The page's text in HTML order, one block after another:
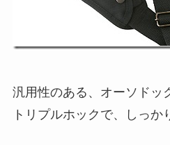
汎用性のある、オーソドッ
トリプルホックで、しっか